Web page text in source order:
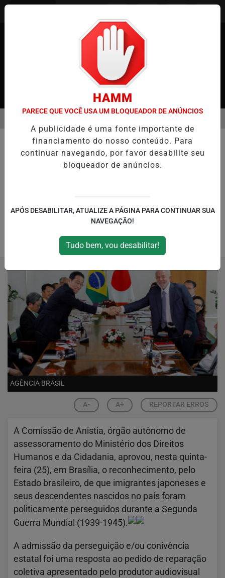
EM ALTA
POLÍTICA
Brasil pede desculpas por
perseguição a imigrantes
justiça
PEDRO NEWTON
30/07/2024 07:51
AGÊNCIA BRASIL
A- A+ REPORTAR ERROS
A Comissão de Anistia, órgão autônomo de
assessoramento do Ministério dos Direitos
Humanos e da Cidadania, aprovou, nesta quinta-
feira (25), em Brasília, o reconhecimento, pelo
Estado brasileiro, de que imigrantes japoneses e
seus descendentes nascidos no país foram
politicamente perseguidos durante a Segunda
Guerra Mundial (1939-1945).
A admissão da perseguição e/ou conivência
estatal foi uma resposta ao pedido de reparação
coletiva apresentado pelo produtor audiovisual
HAMM
PARECE QUE VOCÊ USA UM BLOQUEADOR DE ANÚNCIOS
A publicidade é uma fonte importante de
financiamento do nosso conteúdo. Para
continuar navegando, por favor desabilite seu
bloqueador de anúncios.
APÓS DESABILITAR, ATUALIZE A PÁGINA PARA CONTINUAR SUA
NAVEGAÇÃO!
Tudo bem, vou desabilitar!